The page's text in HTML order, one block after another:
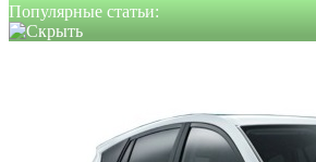
Популярные статьи: